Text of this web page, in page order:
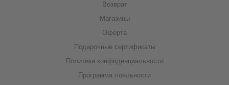
Возврат
Магазины
Оферта
Подарочные сертификаты
Политика конфиденциальности
Программа лояльности